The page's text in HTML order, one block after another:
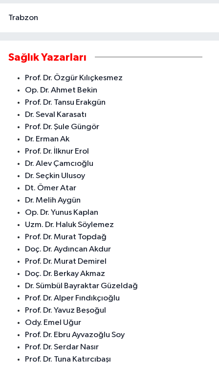
Trabzon
Sağlık Yazarları
Prof. Dr. Özgür Kılıçkesmez
Op. Dr. Ahmet Bekin
Prof. Dr. Tansu Erakgün
Dr. Seval Karasatı
Prof. Dr. Şule Güngör
Dr. Erman Ak
Prof. Dr. İlknur Erol
Dr. Alev Çamcıoğlu
Dr. Seçkin Ulusoy
Dt. Ömer Atar
Dr. Melih Aygün
Op. Dr. Yunus Kaplan
Uzm. Dr. Haluk Söylemez
Prof. Dr. Murat Topdağ
Doç. Dr. Aydıncan Akdur
Prof. Dr. Murat Demirel
Doç. Dr. Berkay Akmaz
Dr. Sümbül Bayraktar Güzeldağ
Prof. Dr. Alper Fındıkçıoğlu
Prof. Dr. Yavuz Beşoğul
Ody. Emel Uğur
Prof. Dr. Ebru Ayvazoğlu Soy
Prof. Dr. Serdar Nasır
Prof. Dr. Tuna Katırcıbaşı